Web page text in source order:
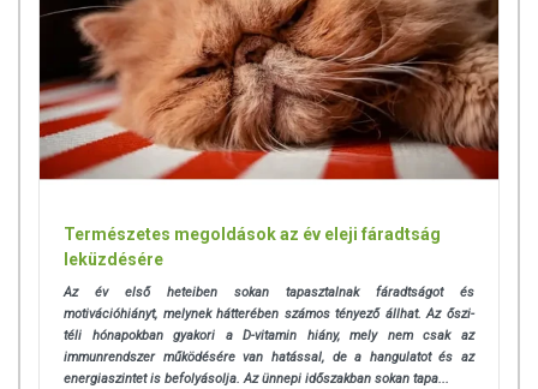
Természetes megoldások az év eleji fáradtság
leküzdésére
Az év első heteiben sokan tapasztalnak fáradtságot és
motivációhiányt, melynek hátterében számos tényező állhat. Az őszi-
téli hónapokban gyakori a D-vitamin hiány, mely nem csak az
immunrendszer működésére van hatással, de a hangulatot és az
energiaszintet is befolyásolja. Az ünnepi időszakban sokan tapa...